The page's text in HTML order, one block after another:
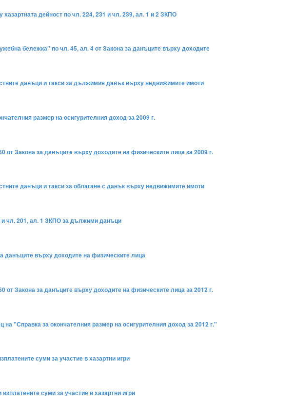
дейност по чл. 224, 231 и чл. 239, ал. 1 и 2 ЗКПО
бележка" по чл. 45, ал. 4 от Закона за данъците върху доходите
данъци и такси за дължимия данък върху недвижимите имоти
размер на осигурителния доход за 2009 г.
Закона за данъците върху доходите на физическите лица за 2009 г.
данъци и такси за облагане с данък върху недвижимите имоти
чл. 201, ал. 1 ЗКПО за дължими данъци
данъците върху доходите на физическите лица
Закона за данъците върху доходите на физическите лица за 2012 г.
"Справка за окончателния размер на осигурителния доход за 2012 г."
суми за участие в хазартни игри
суми за участие в хазартни игри